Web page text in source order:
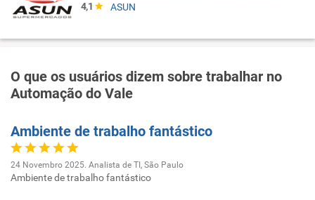
4,1 ASUN
O que os usuários dizem sobre trabalhar no
Automação do Vale
Ambiente de trabalho fantástico
24 Novembro 2025. Analista de TI, São Paulo
Ambiente de trabalho fantástico